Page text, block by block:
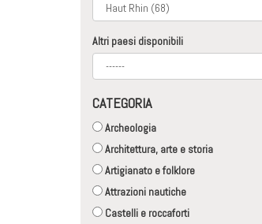
Altri paesi disponibili
CATEGORIA
Archeologia
Architettura, arte e storia
Artigianato e folklore
Attrazioni nautiche
Castelli e roccaforti